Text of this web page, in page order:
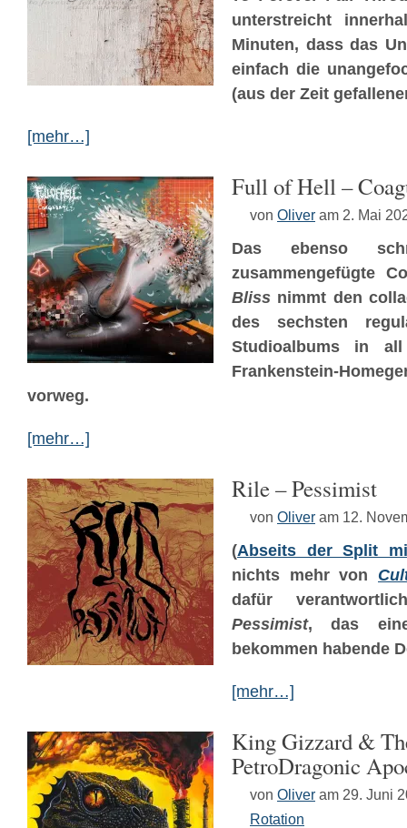
unterstreicht
Minuten, dass das
einfach die
(aus der Zeit
[mehr…]
Full of Hell –
von Oliver am 2. Mai
Das ebenso
zusammengefügte
Bliss nimmt den
des sechsten
Studioalbums in
Frankenstein-
vorweg.
[mehr…]
Rile – Pessimist
von Oliver am 12.
(Abseits der Split
nichts mehr von
dafür
Pessimist, das
bekommen habende
[mehr…]
King Gizzard &
PetroDragonic
von Oliver am 29. Juni
Rotation